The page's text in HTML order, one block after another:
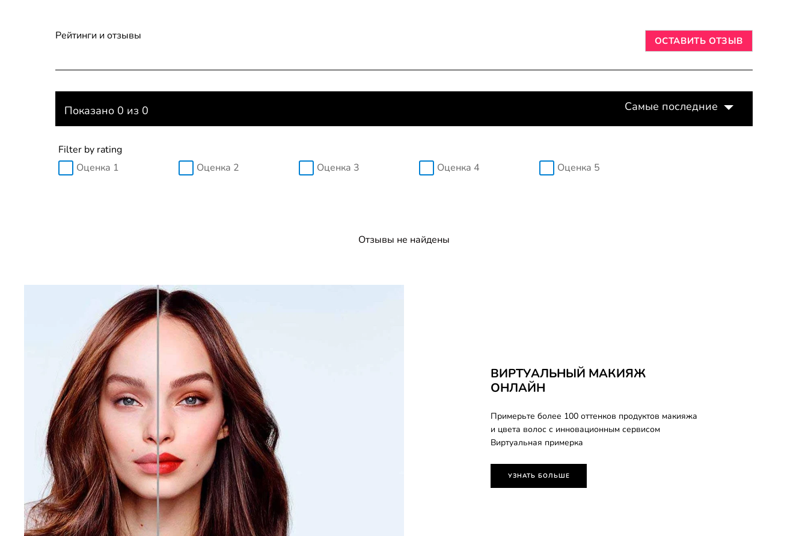
Рейтинги и отзывы ОСТАВИТЬ ОТЗЫВ
Показано 0 из 0 Самые последние
Filter by rating
Оценка 1
Оценка 2 Оценка 3 Оценка 4 Оценка 5
Отзывы не найдены
ВИРТУАЛЬНЫЙ МАКИЯЖ
ОНЛАЙН
Примерьте более 100 оттенков продуктов макияжа
и цвета волос с инновационным сервисом
Виртуальная примерка
УЗНАТЬ БОЛЬШЕ